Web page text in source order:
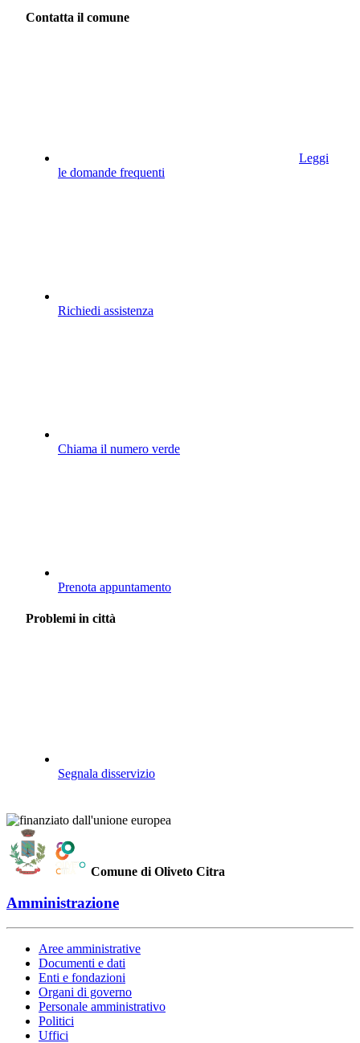
Contatta il comune
Leggi
le domande frequenti
Richiedi assistenza
Chiama il numero verde
Prenota appuntamento
Problemi in città
Segnala disservizio
Comune di Oliveto Citra
Amministrazione
Aree amministrative
Documenti e dati
Enti e fondazioni
Organi di governo
Personale amministrativo
Politici
Uffici